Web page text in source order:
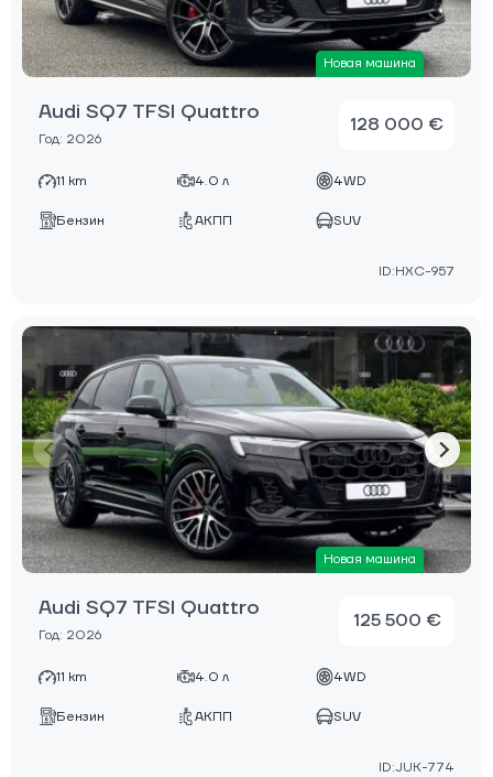
Новая машина
Audi SQ7 TFSI Quattro
Год: 2026
128 000 €
11 km 4.0 л 4WD
Бензин АКПП SUV
ID:HXC-957
Новая машина
Audi SQ7 TFSI Quattro
Год: 2026
125 500 €
11 km 4.0 л 4WD
Бензин АКПП SUV
ID:JUK-774